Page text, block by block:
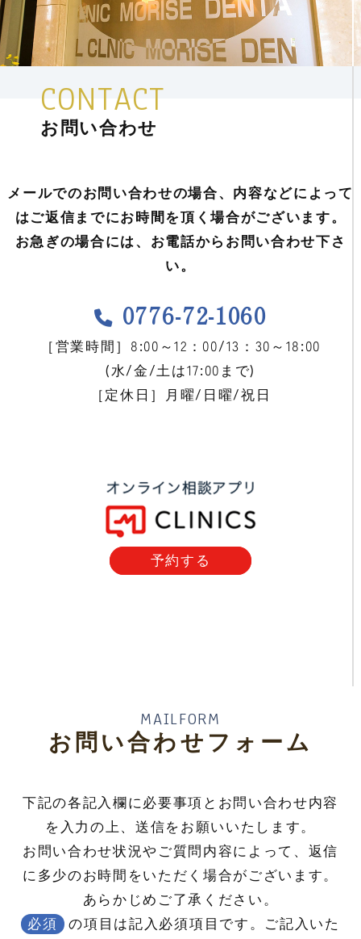
CONTACT
お問い合わせ
メールでのお問い合わせの場合、内容などによって
はご返信までにお時間を頂く場合がございます。
お急ぎの場合には、お電話からお問い合わせ下さ
い。
0776-72-1060
［営業時間］8:00～12：00/13：30～18:00
(水/金/土は17:00まで)
［定休日］月曜/日曜/祝日
予約する
MAILFORM
お問い合わせフォーム
下記の各記入欄に必要事項とお問い合わせ内容
を入力の上、送信をお願いいたします。
お問い合わせ状況やご質問内容によって、返信
に多少のお時間をいただく場合がございます。
あらかじめご了承ください。
必須
の項目は記入必須項目です。ご記入いた